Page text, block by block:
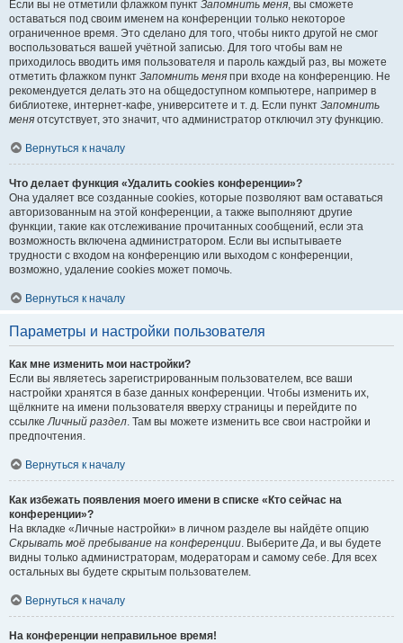
Если вы не отметили флажком пункт Запомнить меня, вы сможете
оставаться под своим именем на конференции только некоторое
ограниченное время. Это сделано для того, чтобы никто другой не смог
воспользоваться вашей учётной записью. Для того чтобы вам не
приходилось вводить имя пользователя и пароль каждый раз, вы можете
отметить флажком пункт Запомнить меня при входе на конференцию. Не
рекомендуется делать это на общедоступном компьютере, например в
библиотеке, интернет-кафе, университете и т. д. Если пункт Запомнить
меня отсутствует, это значит, что администратор отключил эту функцию.
Вернуться к началу
Что делает функция «Удалить cookies конференции»?
Она удаляет все созданные cookies, которые позволяют вам оставаться
авторизованным на этой конференции, а также выполняют другие
функции, такие как отслеживание прочитанных сообщений, если эта
возможность включена администратором. Если вы испытываете
трудности с входом на конференцию или выходом с конференции,
возможно, удаление cookies может помочь.
Вернуться к началу
Параметры и настройки пользователя
Как мне изменить мои настройки?
Если вы являетесь зарегистрированным пользователем, все ваши
настройки хранятся в базе данных конференции. Чтобы изменить их,
щёлкните на имени пользователя вверху страницы и перейдите по
ссылкеЛичный раздел. Там вы можете изменить все свои настройки и
предпочтения.
Вернуться к началу
Как избежать появления моего имени в списке «Кто сейчас на
конференции»?
На вкладке «Личные настройки» в личном разделе вы найдёте опцию
Скрывать моё пребывание на конференции. ВыберитеДа, и вы будете
видны только администраторам, модераторам и самому себе. Для всех
остальных вы будете скрытым пользователем.
Вернуться к началу
На конференции неправильное время!